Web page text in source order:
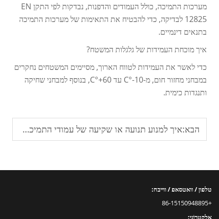
מערכות התמיכה, כולל העמודים והדפנות, נבדקות לפי התקן EN
12825 לבדיקה, כדי להבטיח את התאימות של מערכות התמיכה
בתנאים דינמיים.
איך מוכחת העמידות של גלגלות המשטח?
כדי לאשר את העמידות לטווח הארוך, מסיימים המשטחים נחקרים
במבחני מחזור חום, מ-10-°C עד 60+°C, בנוסף למבחני שחיקה
ותנגדות כימית.
הבא:איך למנוע תנועה או שקיעה של עמודי התמיכה לאורך זמן?
טלפון / וואטסאפ / ווייבח:
+86-15150948895
אֶלֶקטרוֹנִי: